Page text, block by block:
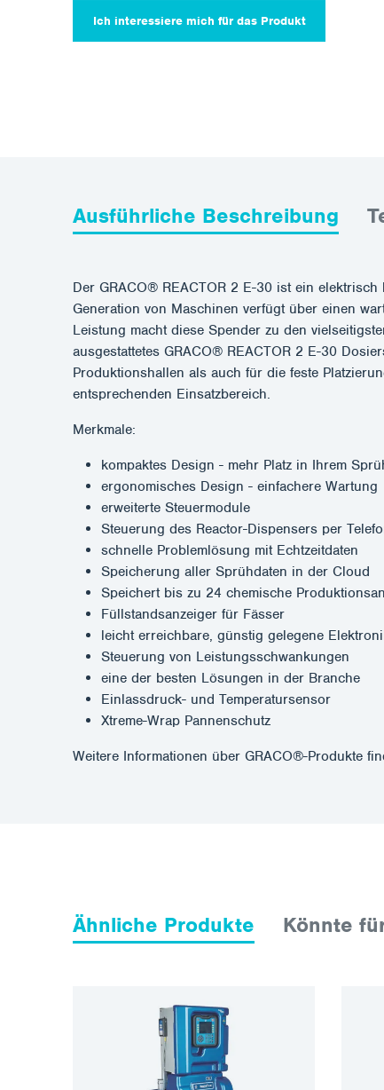
Ich interessiere mich für das Produkt
Ausführliche Beschreibung
Der GRACO® REACTOR 2 E-30 ist ein
Generation von Maschinen verfügt über einen
Leistung macht diese Spender zu den
ausgestattetes GRACO® REACTOR 2 E-30
Produktionshallen als auch für die feste
entsprechenden Einsatzbereich.
Merkmale:
kompaktes Design - mehr Platz in Ihrem
ergonomisches Design - einfachere Wartung
erweiterte Steuermodule
Steuerung des Reactor-Dispensers per
schnelle Problemlösung mit Echtzeitdaten
Speicherung aller Sprühdaten in der Cloud
Speichert bis zu 24 chemische
Füllstandsanzeiger für Fässer
leicht erreichbare, günstig gelegene
Steuerung von Leistungsschwankungen
eine der besten Lösungen in der Branche
Einlassdruck- und Temperatursensor
Xtreme-Wrap Pannenschutz
Weitere Informationen über GRACO®-Produkte
Ähnliche Produkte Könnte